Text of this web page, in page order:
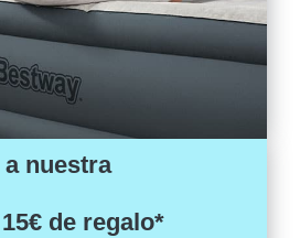
a nuestra
de regalo*